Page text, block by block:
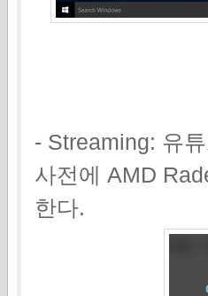
- Streaming: 유
사전에 AMD
한다.